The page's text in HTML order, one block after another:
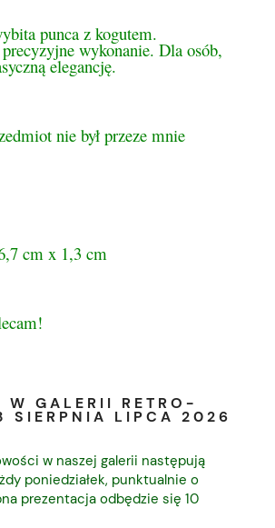
punca z kogutem.
wykonanie. Dla osób,
elegancję.
nie był przeze mnie
cm x 1,3 cm
W GALERII RETRO-
SIERPNIA LIPCA 2026
w naszej galerii następują
poniedziałek, punktualnie o
prezentacja odbędzie się 10